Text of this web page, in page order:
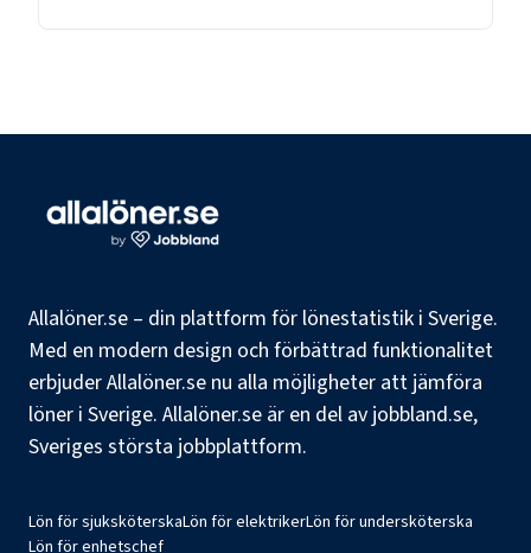
Allalöner.se – din plattform för lönestatistik i Sverige.
Med en modern design och förbättrad funktionalitet
erbjuder Allalöner.se nu alla möjligheter att jämföra
löner i Sverige. Allalöner.se är en del av jobbland.se,
Sveriges största jobbplattform.
Lön för sjuksköterskaLön för elektrikerLön för undersköterska
Lön för enhetschef